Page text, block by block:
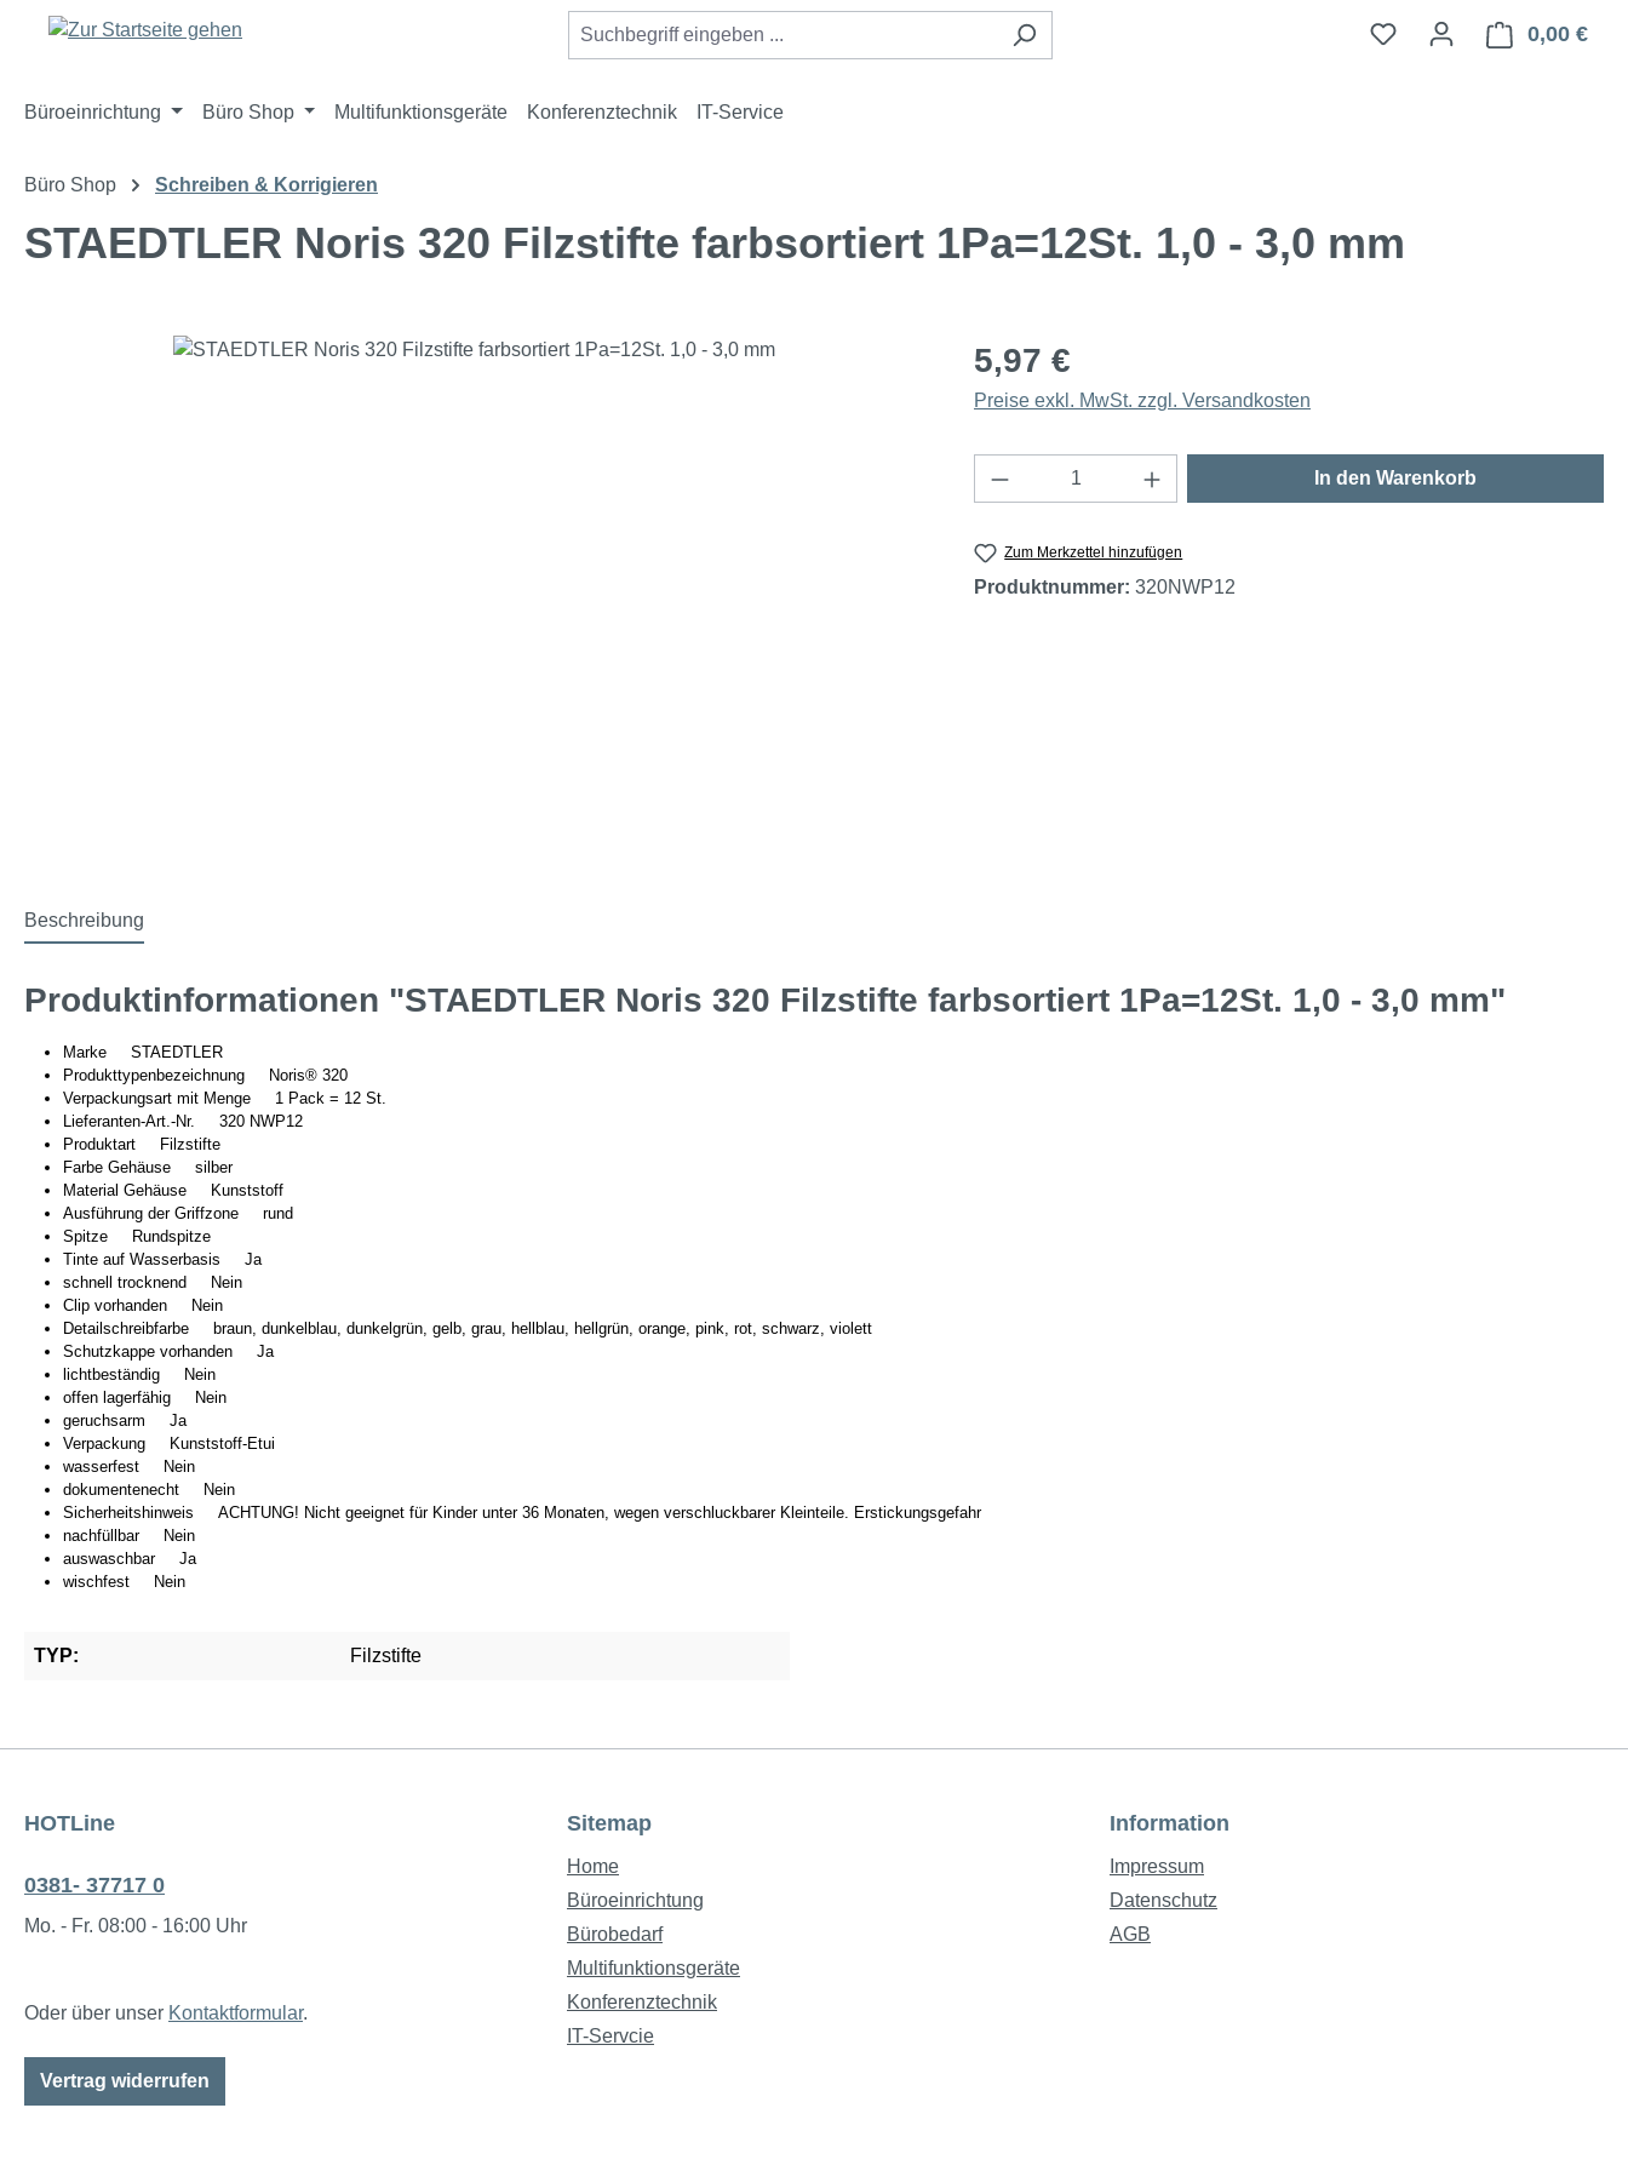
Hauptinhalt springen
Zur Suche springen
Zur Hauptnavigation springen 0,00 €
Büroeinrichtung Büro Shop Multifunktionsgeräte Konferenztechnik IT-Service
Büro Shop Schreiben & Korrigieren
STAEDTLER Noris 320 Filzstifte farbsortiert 1Pa=12St. 1,0 - 3,0 mm
Bildergalerie überspringen 5,97 €
Preise exkl. MwSt. zzgl. Versandkosten
Produkt Anzahl: Gib den gewünschten Wert ein
In den Warenkorb
Zum Merkzettel hinzufügen
Produktnummer: 320NWP12
Beschreibung
Produktinformationen "STAEDTLER Noris 320 Filzstifte farbsortiert 1Pa=12St. 1,0 - 3,0 mm"
Marke STAEDTLER
Produkttypenbezeichnung Noris® 320
Verpackungsart mit Menge 1 Pack = 12 St.
Lieferanten-Art.-Nr. 320 NWP12
Produktart Filzstifte
Farbe Gehäuse silber
Material Gehäuse Kunststoff
Ausführung der Griffzone rund
Spitze Rundspitze
Tinte auf Wasserbasis Ja
schnell trocknend Nein
Clip vorhanden Nein
Detailschreibfarbe braun, dunkelblau, dunkelgrün, gelb, grau, hellblau, hellgrün, orange, pink, rot, schwarz, violett
Schutzkappe vorhanden Ja
lichtbeständig Nein
offen lagerfähig Nein
geruchsarm Ja
Verpackung Kunststoff-Etui
wasserfest Nein
dokumentenecht Nein
Sicherheitshinweis ACHTUNG! Nicht geeignet für Kinder unter 36 Monaten, wegen verschluckbarer Kleinteile. Erstickungsgefahr
nachfüllbar Nein
auswaschbar Ja
wischfest Nein
TYP: Filzstifte
HOTLine
0381- 37717 0
Mo. - Fr. 08:00 - 16:00 Uhr
Oder über unser Kontaktformular.
Vertrag widerrufen
Sitemap
Home
Büroeinrichtung
Bürobedarf
Multifunktionsgeräte
Konferenztechnik
IT-Servcie
Information
Impressum
Datenschutz
AGB